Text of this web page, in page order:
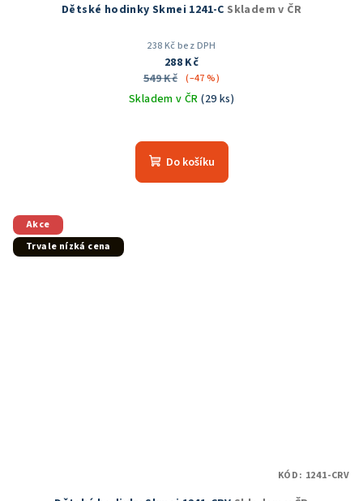
Dětské hodinky Skmei 1241-C Skladem v ČR
238 Kč bez DPH
288 Kč
549 Kč (–47 %)
Skladem v ČR(29 ks)
Do košíku
Akce
Trvale nízká cena
KÓD: 1241-CRV